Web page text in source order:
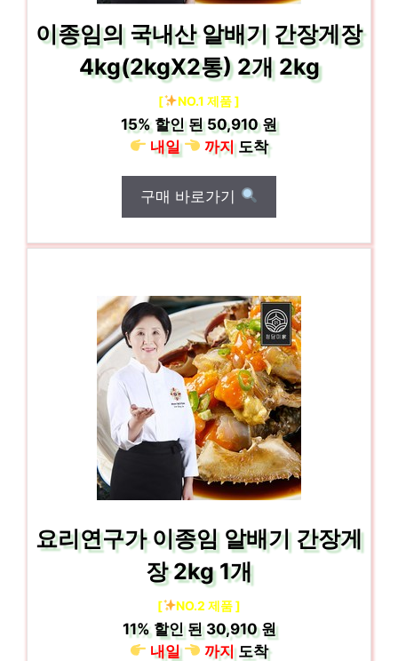
이종임의 국내산 알배기 간장게장
4kg(2kgX2통) 2개 2kg
[ NO.1 제품 ]
15% 할인 된50,910 원
내일
까지도착
구매 바로가기
요리연구가 이종임 알배기 간장게
장 2kg 1개
[ NO.2 제품 ]
11%할인 된30,910 원
내일
까지도착